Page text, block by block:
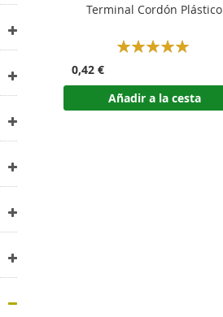
Terminal Cordón Plástico
Rating:
0,42 €
Añadir a la cesta